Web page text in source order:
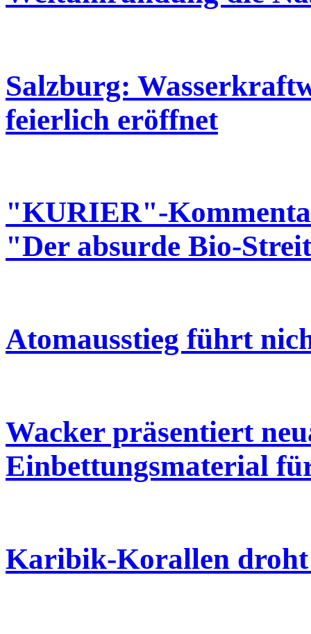
Salzburg:
feierlich eröffnet
"KURIER"-
"Der absurde Bio-
Atomausstieg führt
Wacker präsentiert
Einbettungsmaterial
Karibik-Korallen droht